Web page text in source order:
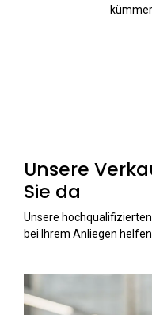
Unsere
Sie da
Unsere
bei Ihrem Anliegen helfen.